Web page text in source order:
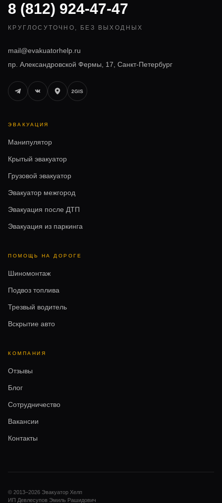
8 (812) 924-47-47
КРУГЛОСУТОЧНО, БЕЗ ВЫХОДНЫХ
mail@evakuatorhelp.ru
пр. Александровской Фермы, 17, Санкт-Петербург
2GIS
ЭВАКУАЦИЯ
Манипулятор
Крытый эвакуатор
Грузовой эвакуатор
Эвакуатор межгород
Эвакуация после ДТП
Эвакуация из паркинга
ПОМОЩЬ НА ДОРОГЕ
Шиномонтаж
Подвоз топлива
Трезвый водитель
Вскрытие авто
КОМПАНИЯ
Отзывы
Блог
Сотрудничество
Вакансии
Контакты
© 2013–2026 Эвакуатор Хелп
ИП Девлесупов Эмиль Рашидович